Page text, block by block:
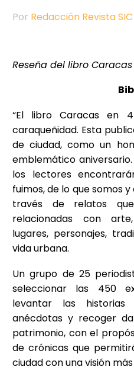
Por Redacción Revista SIC
Reseña del libro
“El libro Caracas en
caraqueñidad. Esta
de ciudad, como un
emblemático
los lectores
fuimos, de lo que somos
través de relatos
relacionadas con
lugares, personajes,
vida urbana.
Un grupo de 25
seleccionar las 450
levantar las
anécdotas y recoger
patrimonio, con el
de crónicas que
ciudad con una visión